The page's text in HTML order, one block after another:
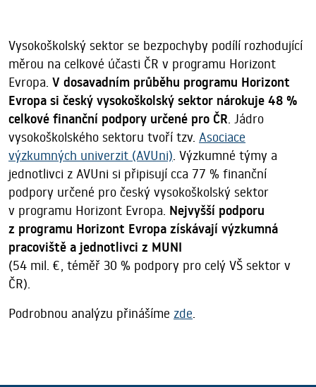
Vysokoškolský sektor se bezpochyby podílí rozhodující
měrou na celkové účasti ČR v programu Horizont
Evropa. V dosavadním průběhu programu Horizont
Evropa si český vysokoškolský sektor nárokuje 48 %
celkové finanční podpory určené pro ČR. Jádro
vysokoškolského sektoru tvoří tzv. Asociace
výzkumných univerzit (AVUni). Výzkumné týmy a
jednotlivci z AVUni si připisují cca 77 % finanční
podpory určené pro český vysokoškolský sektor
v programu Horizont Evropa. Nejvyšší podporu
z programu Horizont Evropa získávají výzkumná
pracoviště a jednotlivci z MUNI
(54 mil. €, téměř 30 % podpory pro celý VŠ sektor v
ČR).
Podrobnou analýzu přinášíme zde.